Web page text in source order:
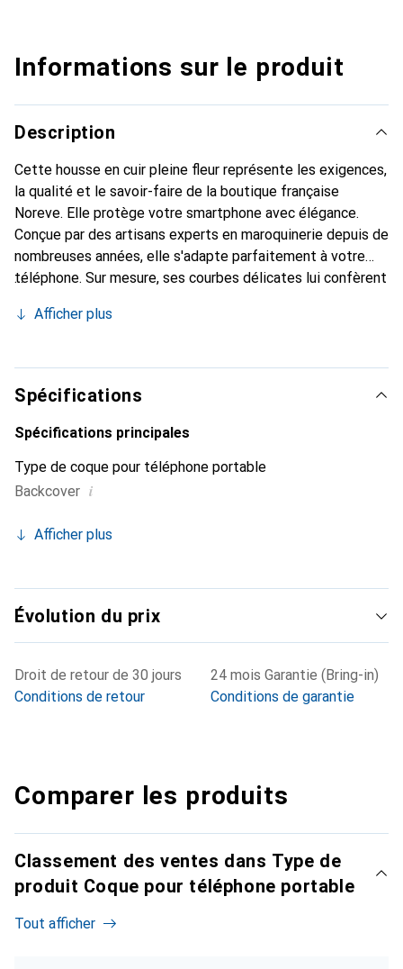
Informations sur le produit
Description
Cette housse en cuir pleine fleur représente les exigences,
la qualité et le savoir-faire de la boutique française
Noreve. Elle protège votre smartphone avec élégance.
Conçue par des artisans experts en maroquinerie depuis de
nombreuses années, elle s'adapte parfaitement à votre
téléphone. Sur mesure, ses courbes délicates lui confèrent
et indispensable pour votre smartphone. Reconnaître
marque Noreve est un choix sûr pour une clientèle
exigeante.
Afficher plus
Spécifications
Spécifications principales
Type de coque pour téléphone portable
Backcover i
Afficher plus
Évolution du prix
Droit de retour de 30 jours
Conditions de retour
24 mois Garantie (Bring-in)
Conditions de garantie
Comparer les produits
Classement des ventes dans Type de
produit Coque pour téléphone portable
Tout afficher